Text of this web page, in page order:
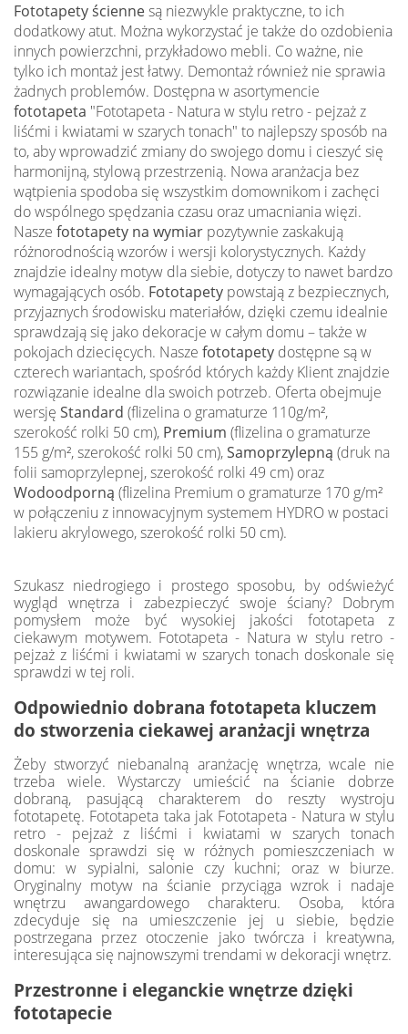
Fototapety ściennesą niezwykle praktyczne, to ich
dodatkowy atut. Można wykorzystać je także do ozdobienia
innych powierzchni, przykładowo mebli. Co ważne, nie
tylko ich montaż jest łatwy. Demontaż również nie sprawia
żadnych problemów. Dostępna w asortymencie
fototapeta "Fototapeta - Natura w stylu retro - pejzaż z
liśćmi i kwiatami w szarych tonach" to najlepszy sposób na
to, aby wprowadzić zmiany do swojego domu i cieszyć się
harmonijną, stylową przestrzenią. Nowa aranżacja bez
wątpienia spodoba się wszystkim domownikom i zachęci
do wspólnego spędzania czasu oraz umacniania więzi.
Nasze fototapety na wymiar pozytywnie zaskakują
różnorodnością wzorów i wersji kolorystycznych. Każdy
znajdzie idealny motyw dla siebie, dotyczy to nawet bardzo
wymagających osób. Fototapety powstają z bezpiecznych,
przyjaznych środowisku materiałów, dzięki czemu idealnie
sprawdzają się jako dekoracje w całym domu – także w
pokojach dziecięcych. Nasze fototapety dostępne są w
czterech wariantach, spośród których każdy Klient znajdzie
rozwiązanie idealne dla swoich potrzeb. Oferta obejmuje
wersję Standard (flizelina o gramaturze 110g/m²,
szerokość rolki 50 cm), Premium (flizelina o gramaturze
155 g/m², szerokość rolki 50 cm),Samoprzylepną (druk na
folii samoprzylepnej, szerokość rolki 49 cm) oraz
Wodoodporną (flizelina Premium o gramaturze 170 g/m²
w połączeniu z innowacyjnym systemem HYDRO w postaci
lakieru akrylowego, szerokość rolki 50 cm).
Szukasz niedrogiego i prostego sposobu, by odświeżyć
wygląd wnętrza i zabezpieczyć swoje ściany? Dobrym
pomysłem może być wysokiej jakości fototapeta z
ciekawym motywem. Fototapeta - Natura w stylu retro -
pejzaż z liśćmi i kwiatami w szarych tonach doskonale się
sprawdzi w tej roli.
Odpowiednio dobrana fototapeta kluczem
do stworzenia ciekawej aranżacji wnętrza
Żeby stworzyć niebanalną aranżację wnętrza, wcale nie
trzeba wiele. Wystarczy umieścić na ścianie dobrze
dobraną, pasującą charakterem do reszty wystroju
fototapetę. Fototapeta taka jak Fototapeta - Natura w stylu
retro - pejzaż z liśćmi i kwiatami w szarych tonach
doskonale sprawdzi się w różnych pomieszczeniach w
domu: w sypialni, salonie czy kuchni; oraz w biurze.
Oryginalny motyw na ścianie przyciąga wzrok i nadaje
wnętrzu awangardowego charakteru. Osoba, która
zdecyduje się na umieszczenie jej u siebie, będzie
postrzegana przez otoczenie jako twórcza i kreatywna,
interesująca się najnowszymi trendami w dekoracji wnętrz.
Przestronne i eleganckie wnętrze dzięki
fototapecie